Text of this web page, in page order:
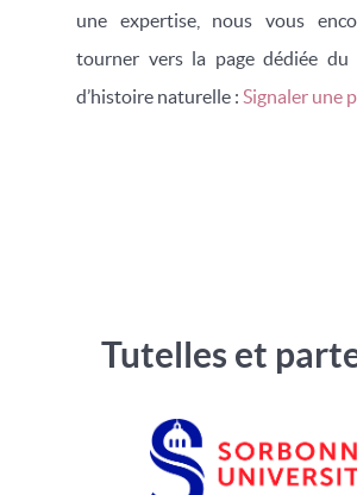
une expertise, nous vous
tourner vers la page dédiée du
d’histoire naturelle : Signaler une
Tutelles et